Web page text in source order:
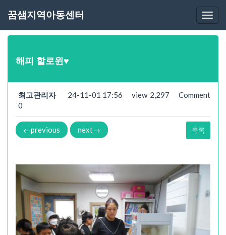
꿈샘지역아동센터
공지사항
해피 할로윈♥
최고관리자 24-11-01 17:56 view 2,297
Comment
0
←previous next→ 목록